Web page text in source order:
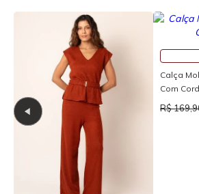
Calça
Com
R$